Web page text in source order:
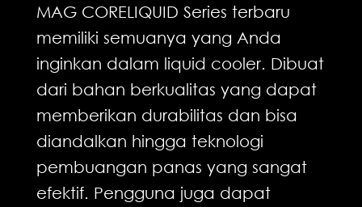
MAG CORELIQUID Series terbaru
memiliki semuanya yang Anda
inginkan dalam liquid cooler. Dibuat
dari bahan berkualitas yang dapat
memberikan durabilitas dan bisa
diandalkan hingga teknologi
pembuangan panas yang sangat
efektif. Pengguna juga dapat